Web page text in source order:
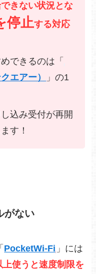
きない状況とな
停止する対応
できるのは「
エアー）
」の1
込み受付が再開
す！
がない
PocketWi-Fi 」には
使うと速度制限を